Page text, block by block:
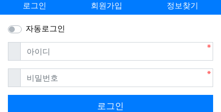
로그인
회원가입 정보찾기
자동로그인
아이디필수
비밀번호필수
로그인